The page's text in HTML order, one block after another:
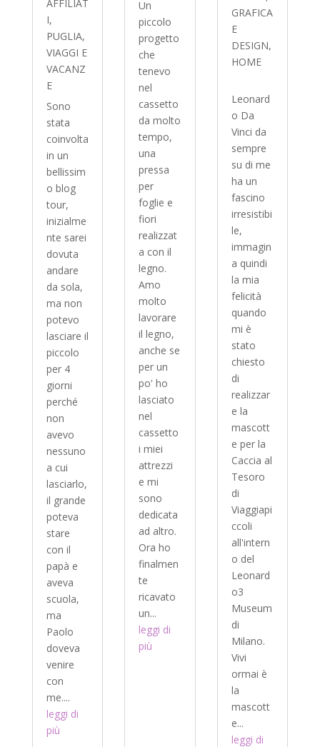
AFFILIAT
I,
PUGLIA,
VIAGGI E
VACANZ
E
Sono
stata
coinvolta
in un
bellissim
o blog
tour,
inizialme
nte sarei
dovuta
andare
da sola,
ma non
potevo
lasciare il
piccolo
per 4
giorni
perché
non
avevo
nessuno
a cui
lasciarlo,
il grande
poteva
stare
con il
papà e
aveva
scuola,
ma
Paolo
doveva
venire
con
me....
leggi di
più
Un
piccolo
progetto
che
tenevo
nel
cassetto
da molto
tempo,
una
pressa
per
foglie e
fiori
realizzat
a con il
legno.
Amo
molto
lavorare
il legno,
anche se
per un
po' ho
lasciato
nel
cassetto
i miei
attrezzi
e mi
sono
dedicata
ad altro.
Ora ho
finalmen
te
ricavato
un...
leggi di
più
GRAFICA
E
DESIGN,
HOME
Leonard
o Da
Vinci da
sempre
su di me
ha un
fascino
irresistibi
le,
immagin
a quindi
la mia
felicità
quando
mi è
stato
chiesto
di
realizzar
e la
mascott
e per la
Caccia al
Tesoro
di
Viaggiapi
ccoli
all'intern
o del
Leonard
o3
Museum
di
Milano.
Vivi
ormai è
la
mascott
e...
leggi di